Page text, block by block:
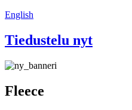
English
Tiedustelu nyt
Fleece